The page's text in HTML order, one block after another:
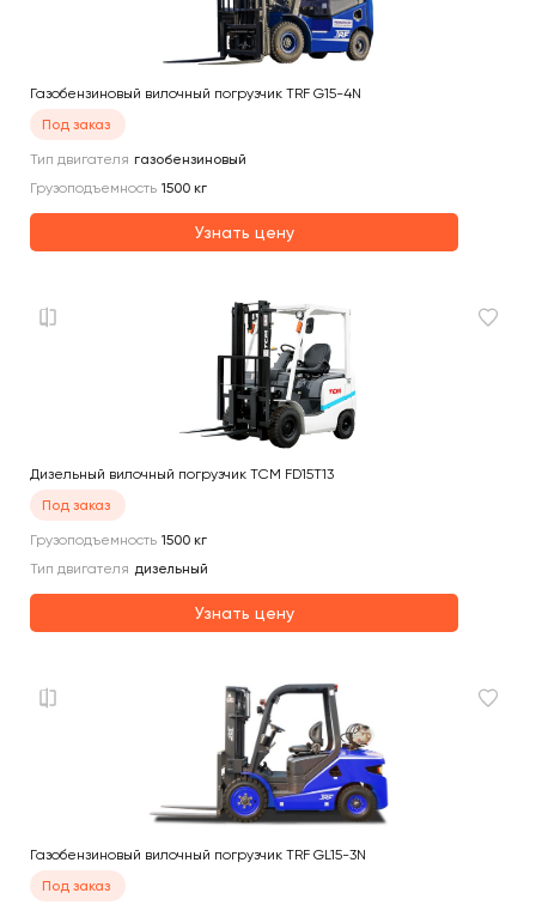
Газобензиновый вилочный погрузчик TRF G15-4N
Под заказ
Тип двигателя газобензиновый
Грузоподъемность 1500 кг
Узнать цену
Дизельный вилочный погрузчик TCM FD15T13
Под заказ
Грузоподъемность 1500 кг
Тип двигателя дизельный
Узнать цену
Газобензиновый вилочный погрузчик TRF GL15-3N
Под заказ